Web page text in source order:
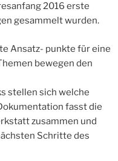
2016 erste
gesammelt wurden.
Ansatz- punkte für eine
bewegen den
stellen sich welche
fasst die
zusammen und
Schritte des